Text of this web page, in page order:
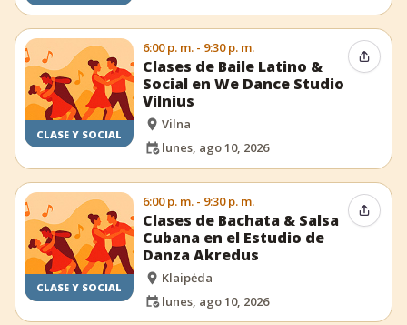
CLASE Y SOCIAL
6:00 p. m. - 9:30 p. m.
Clases de Baile Latino &
Social en We Dance Studio
Vilnius
Vilna
lunes, ago 10, 2026
CLASE Y SOCIAL
6:00 p. m. - 9:30 p. m.
Clases de Bachata & Salsa
Cubana en el Estudio de
Danza Akredus
Klaipėda
lunes, ago 10, 2026